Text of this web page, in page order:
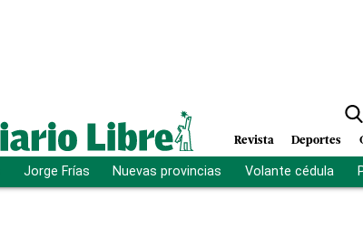
Revista Deportes
Jorge Frías Nuevas provincias Volante cédula